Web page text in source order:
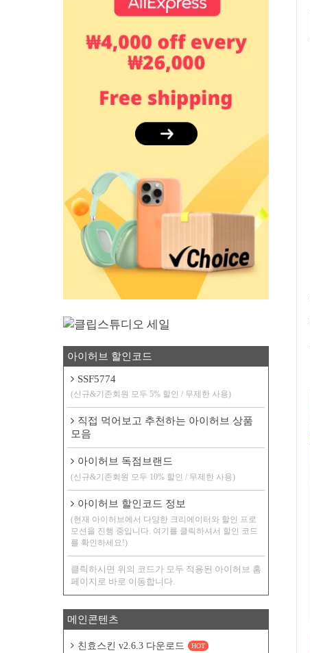
아이허브 할인코드
SSF5774
(신규&기존회원 모두 5% 할인 / 무제한 사용)
직접 먹어보고 추천하는 아이허브 상품
모음
아이허브 독점브랜드
(신규&기존회원 모두 10% 할인 / 무제한 사용)
아이허브 할인코드 정보
(현재 아이허브에서 다양한 크리에이터와 할인 프로
모션을 진행 중입니다. 여기를 클릭하셔서 할인 코드
를 확인하세요!)
클릭하시면 위의 코드가 모두 적용된 아이허브 홈
페이지로 바로 이동합니다.
메인콘텐츠
친효스킨 v2.6.3 다운로드 HOT